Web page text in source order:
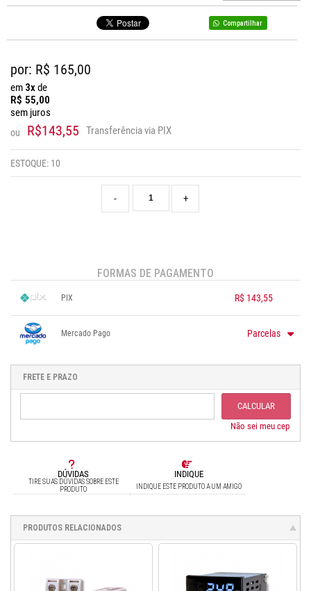
Compartilhar
DÚVIDAS
TIRE SUAS DÚVIDAS SOBRE ESTE
PRODUTO
INDIQUE
INDIQUE ESTE PRODUTO A UM AMIGO
por: R$ 165,00
em 3xde
R$ 55,00
sem juros
ou R$143,55 Transferência via PIX
ESTOQUE: 10
+
-
FORMAS DE PAGAMENTO
PIX R$ 143,55
..
Mercado Pago Parcelas
..
FRETE E PRAZO
CALCULAR
Não sei meu cep
PRODUTOS RELACIONADOS